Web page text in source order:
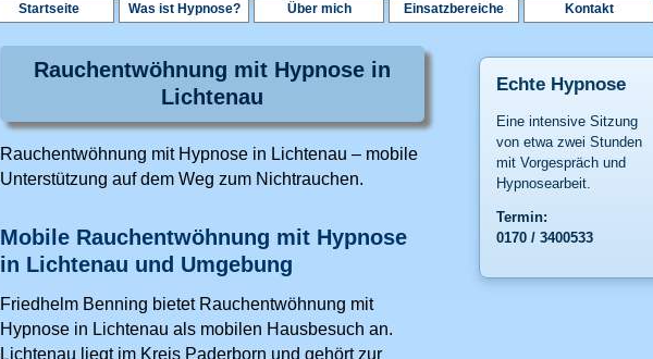
Startseite Was ist Hypnose? Über mich Einsatzbereiche Kontakt
Rauchentwöhnung mit Hypnose in
Lichtenau
Rauchentwöhnung mit Hypnose in Lichtenau – mobile
Unterstützung auf dem Weg zum Nichtrauchen.
Mobile Rauchentwöhnung mit Hypnose
in Lichtenau und Umgebung
Friedhelm Benning bietet Rauchentwöhnung mit
Hypnose in Lichtenau als mobilen Hausbesuch an.
Lichtenau liegt im Kreis Paderborn und gehört zur
Echte Hypnose
Eine intensive Sitzung
von etwa zwei Stunden
mit Vorgespräch und
Hypnosearbeit.
Termin:
0170 / 3400533